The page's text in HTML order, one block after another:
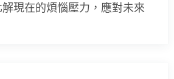
現在的煩惱壓力，應對未來